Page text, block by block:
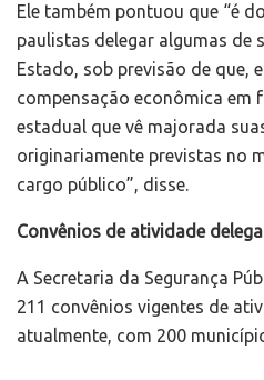
Ele também pontuou que “é
paulistas delegar algumas de
Estado, sob previsão de que,
compensação econômica em
estadual que vê majorada
originariamente previstas no
cargo público”, disse.
Convênios de atividade
A Secretaria da Segurança
211 convênios vigentes de
atualmente, com 200